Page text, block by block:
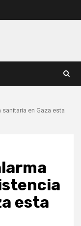
en Gaza esta
esta